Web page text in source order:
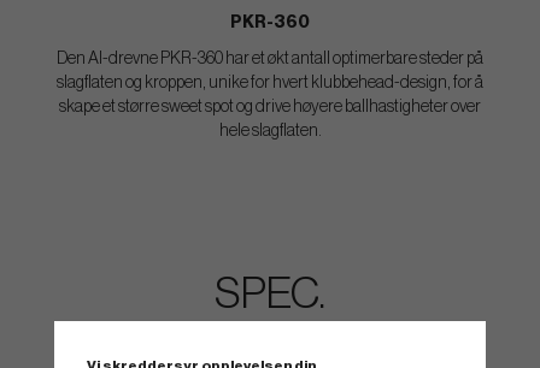
PKR-360
Den AI-drevne PKR-360 har et økt antall optimerbare steder på
slagflaten og kroppen, unike for hvert klubbehead-design, for å
skape et større sweet spot og drive høyere ballhastigheter over
hele slagflaten.
SPEC.